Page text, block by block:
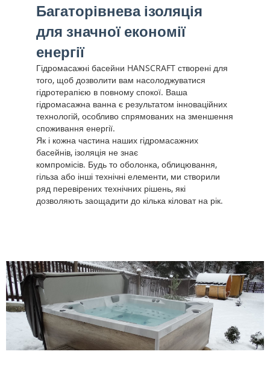
Багаторівнева ізоляція
для значної економії
енергії
Гідромасажні басейни HANSCRAFT створені для
того, щоб дозволити вам насолоджуватися
гідротерапією в повному спокої. Ваша
гідромасажна ванна є результатом інноваційних
технологій, особливо спрямованих на зменшення
споживання енергії.
Як і кожна частина наших гідромасажних
басейнів, ізоляція не знає
компромісів. Будь то оболонка, облицювання,
гільза або інші технічні елементи, ми створили
ряд перевірених технічних рішень, які
дозволяють заощадити до кілька кіловат на рік.